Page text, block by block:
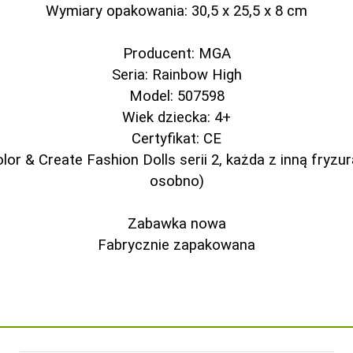
Wymiary opakowania: 30,5 x 25,5 x 8 cm
Producent: MGA
Seria: Rainbow High
Model: 507598
Wiek dziecka: 4+
Certyfikat: CE
& Create Fashion Dolls serii 2, każda z inną
osobno)
Zabawka nowa
Fabrycznie zapakowana